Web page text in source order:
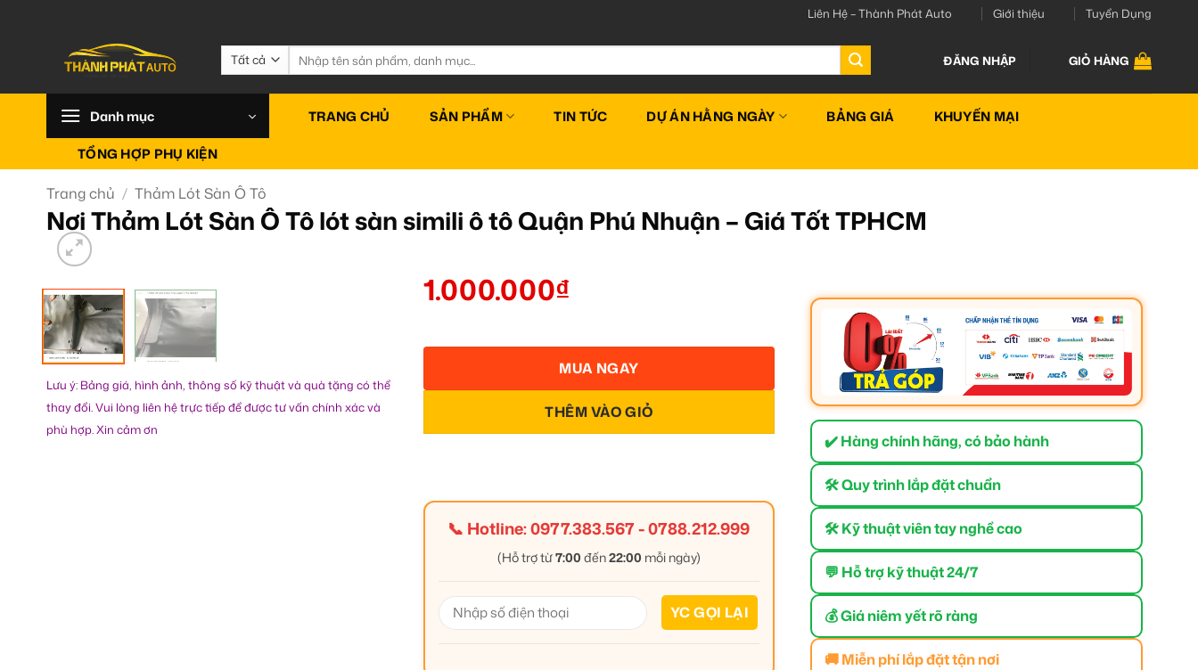
Liên Hệ – Thành Phát Auto Giới thiệu Tuyển Dụng
Tìm
kiếm:
ĐĂNG NHẬP GIỎ HÀNG
Danh mục TRANG CHỦ SẢN PHẨM TIN TỨC DỰ ÁN HẰNG NGÀY BẢNG GIÁ KHUYẾN MẠI
TỔNG HỢP PHỤ KIỆN
Trang chủ / Thảm Lót Sàn Ô Tô
Nơi Thảm Lót Sàn Ô Tô lót sàn simili ô tô Quận Phú Nhuận – Giá Tốt TPHCM
Lưu ý: Bảng giá, hình ảnh, thông số kỹ thuật và quà tặng có thể
thay đổi. Vui lòng liên hệ trực tiếp để được tư vấn chính xác và
phù hợp. Xin cảm ơn
1.000.000₫
THÊM VÀO GIỎ
MUA NGAY
📞 Hotline:0977.383.567-0788.212.999
(Hỗ trợ từ7:00 đến22:00 mỗi ngày)
✔️ Hàng chính hãng, có bảo hành
🛠 Quy trình lắp đặt chuẩn
🛠 Kỹ thuật viên tay nghề cao
💬 Hỗ trợ kỹ thuật 24/7
💰 Giá niêm yết rõ ràng
🚚 Miễn phí lắp đặt tận nơi